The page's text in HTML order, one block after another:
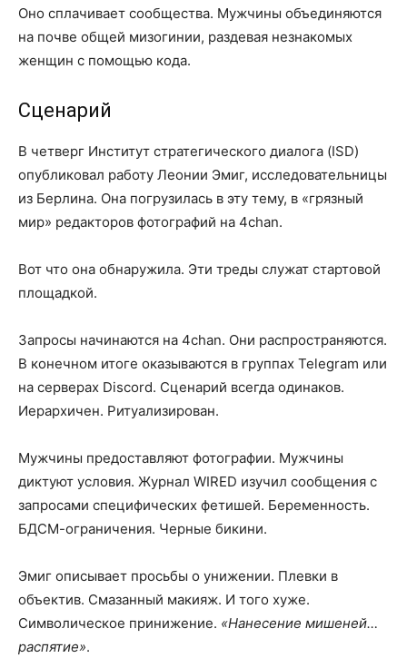
Оно сплачивает сообщества. Мужчины объединяются
на почве общей мизогинии, раздевая незнакомых
женщин с помощью кода.
Сценарий
В четверг Институт стратегического диалога (ISD)
опубликовал работу Леонии Эмиг, исследовательницы
из Берлина. Она погрузилась в эту тему, в «грязный
мир» редакторов фотографий на 4chan.
Вот что она обнаружила. Эти треды служат стартовой
площадкой.
Запросы начинаются на 4chan. Они распространяются.
В конечном итоге оказываются в группах Telegram или
на серверах Discord. Сценарий всегда одинаков.
Иерархичен. Ритуализирован.
Мужчины предоставляют фотографии. Мужчины
диктуют условия. Журнал WIRED изучил сообщения с
запросами специфических фетишей. Беременность.
БДСМ-ограничения. Черные бикини.
Эмиг описывает просьбы о унижении. Плевки в
объектив. Смазанный макияж. И того хуже.
Символическое принижение. «Нанесение мишеней…
распятие».